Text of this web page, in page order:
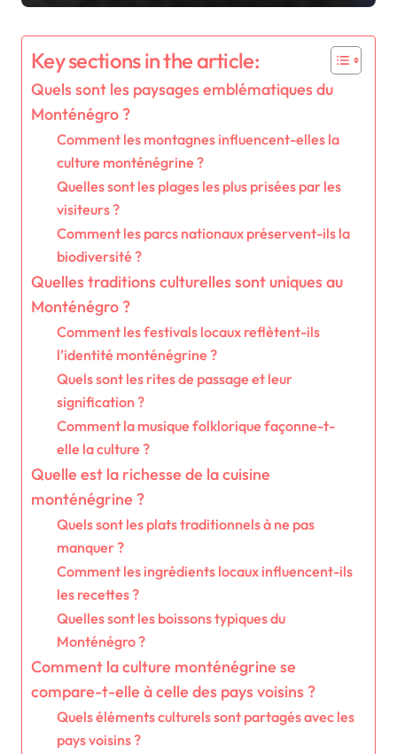
Key sections in the article:
Quels sont les paysages emblématiques du
Monténégro ?
Comment les montagnes influencent-elles la
culture monténégrine ?
Quelles sont les plages les plus prisées par les
visiteurs ?
Comment les parcs nationaux préservent-ils la
biodiversité ?
Quelles traditions culturelles sont uniques au
Monténégro ?
Comment les festivals locaux reflètent-ils
l’identité monténégrine ?
Quels sont les rites de passage et leur
signification ?
Comment la musique folklorique façonne-t-
elle la culture ?
Quelle est la richesse de la cuisine
monténégrine ?
Quels sont les plats traditionnels à ne pas
manquer ?
Comment les ingrédients locaux influencent-ils
les recettes ?
Quelles sont les boissons typiques du
Monténégro ?
Comment la culture monténégrine se
compare-t-elle à celle des pays voisins ?
Quels éléments culturels sont partagés avec les
pays voisins ?